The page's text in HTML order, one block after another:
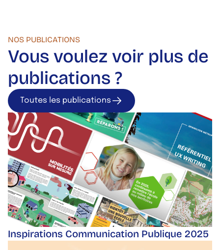
NOS PUBLICATIONS
Vous voulez voir plus de
publications ?
Toutes les publications
Inspirations Communication Publique 2025